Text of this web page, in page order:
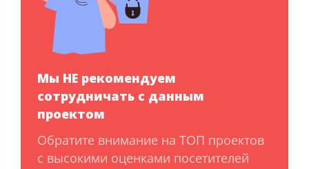
Мы НЕ рекомендуем
сотрудничать с данным
проектом
Обратите внимание на ТОП проектов
с высокими оценками посетителей